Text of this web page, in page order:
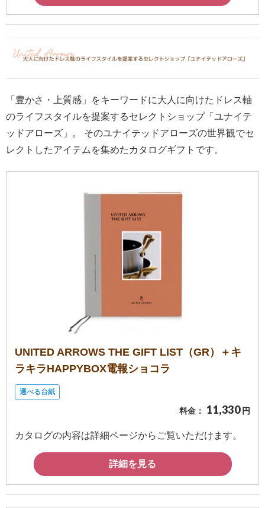
「豊かさ・上質感」をキーワードに大人に向けたドレス軸
のライフスタイルを提案するセレクトショップ「ユナイテ
ッドアローズ」。 そのユナイテッドアローズの世界観でセ
レクトしたアイテムを集めたカタログギフトです。
UNITED ARROWS THE GIFT LIST（GR）＋キ
ラキラHAPPYBOX電報ショコラ
選べる台紙
料金： 11,330 円
カタログの内容は詳細ページからご覧いただけます。
詳細を見る